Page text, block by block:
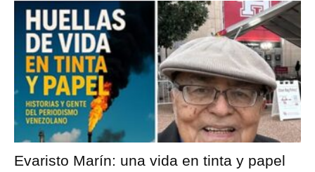
Evaristo Marín: una vida en tinta y papel